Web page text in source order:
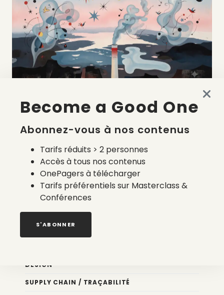
La liste des prestataires du bilan carbone d’une marque
de mode
2 août 2026
DESIGN
SUPPLY CHAIN / TRAÇABILITÉ
Become a Good One
Abonnez-vous à nos contenus
Tarifs réduits > 2 personnes
Accès à tous nos contenus
OnePagers à télécharger
Tarifs préférentiels sur Masterclass &
Conférences
S'ABONNER